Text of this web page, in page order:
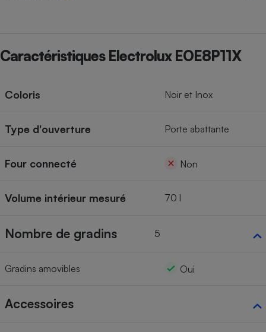
Caractéristiques Electrolux EOE8P11X
Coloris Noir et Inox
Type d'ouverture Porte abattante
Four connecté Non
Volume intérieur mesuré 70 l
Nombre de gradins 5
Gradins amovibles Oui
Accessoires